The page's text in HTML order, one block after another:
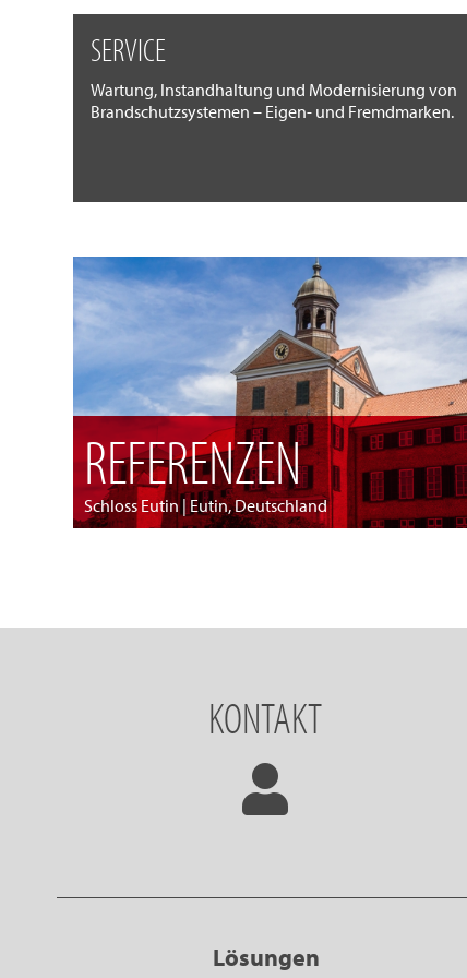
SERVICE
Wartung, Instandhaltung und Modernisierung von
Brandschutzsystemen – Eigen- und Fremdmarken.
REFERENZEN
Schloss Eutin | Eutin, Deutschland
KONTAKT
Lösungen